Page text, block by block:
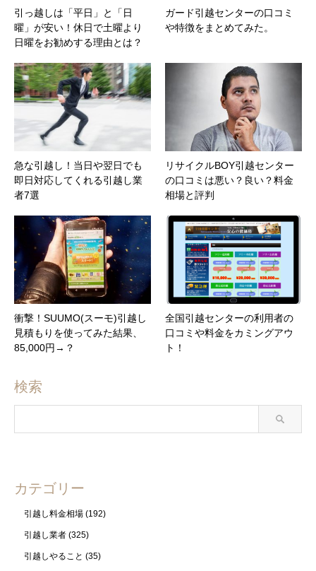
引っ越しは「平日」と「日
曜」が安い！休日で土曜より
日曜をお勧めする理由とは？
ガード引越センターの口コミ
や特徴をまとめてみた。
急な引越し！当日や翌日でも
即日対応してくれる引越し業
者7選
リサイクルBOY引越センター
の口コミは悪い？良い？料金
相場と評判
衝撃！SUUMO(スーモ)引越し
見積もりを使ってみた結果、
85,000円→？
全国引越センターの利用者の
口コミや料金をカミングアウ
ト！
検索
カテゴリー
引越し料金相場 (192)
引越し業者 (325)
引越しやること (35)